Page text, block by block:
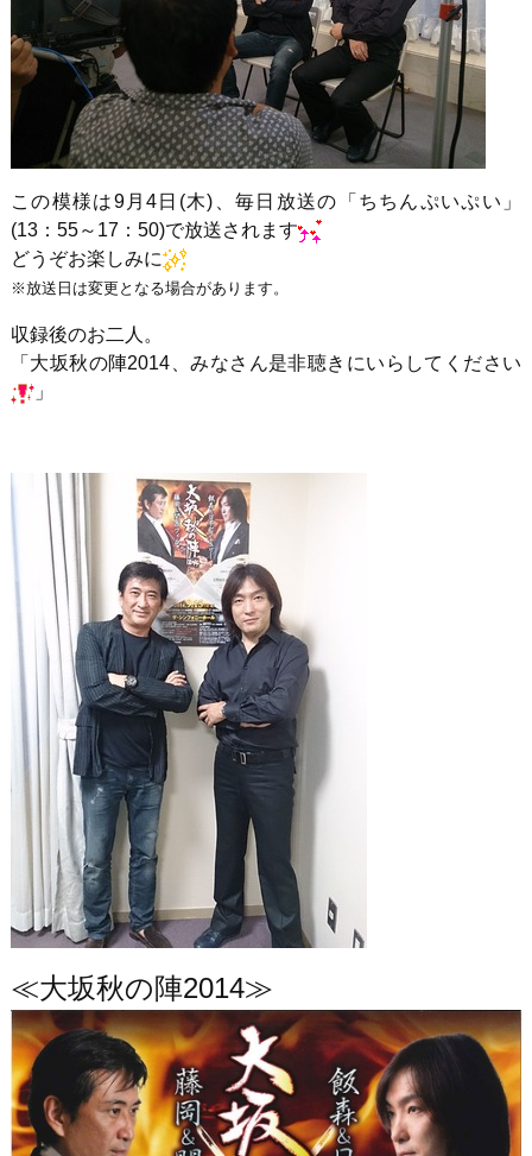
この模様は9月4日(木)、毎日放送の「ちちんぷいぷい」
(13：55～17：50)で放送されます
どうぞお楽しみに
※放送日は変更となる場合があります。
収録後のお二人。
「大坂秋の陣2014、みなさん是非聴きにいらしてください
」
≪大坂秋の陣2014≫